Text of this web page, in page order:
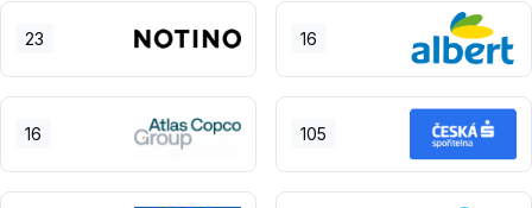
23 16
16 105